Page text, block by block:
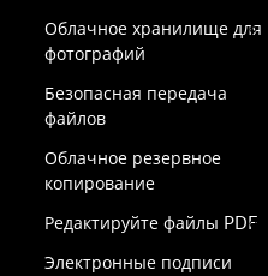
Облачное хранилище для
фотографий
Безопасная передача
файлов
Облачное резервное
копирование
Редактируйте файлы PDF
Электронные подписи